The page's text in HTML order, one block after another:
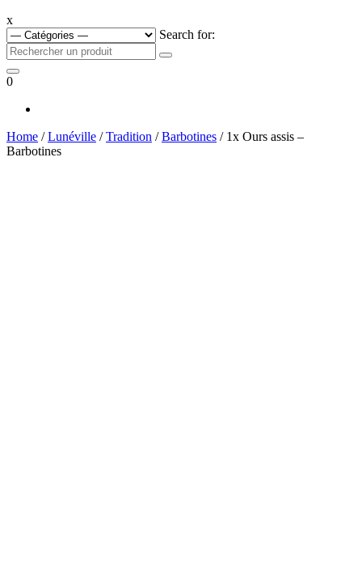
x
Search for:
0
Home /Lunéville /Tradition /Barbotines / 1x Ours assis –
Barbotines